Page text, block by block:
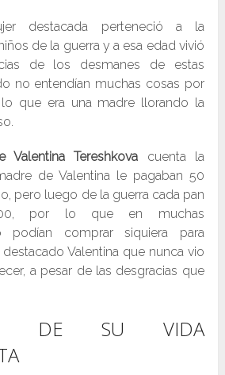
destacada perteneció a la
de la guerra y a esa edad vivió
de los desmanes de estas
no entendían muchas cosas por
que era una madre llorando la
Valentina Tereshkova cuenta la
de Valentina le pagaban 50
pero luego de la guerra cada pan
por lo que en muchas
podían comprar siquiera para
Valentina que nunca vio
a pesar de las desgracias que
DE SU VIDA